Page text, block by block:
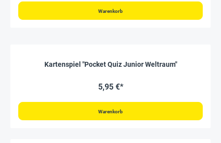
Warenkorb
Kartenspiel "Pocket Quiz Junior Weltraum"
5,95 €*
Warenkorb